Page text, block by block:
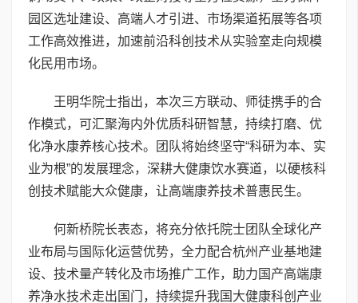
园区选址建设、高端人才引进、市场渠道拓展等各项
工作高效推进，加速前沿科创技术从实验室走向规模
化民用市场。
王明华院士指出，本次三方联动、师徒携手的合
作模式，可汇聚海内外优质科研智慧，持续打磨、优
化净水康养核心技术。团队将始终坚守“科研为本、实
业为根”的发展理念，深耕大健康饮水赛道，以硬核科
创技术赋能大众健康，让高端康养技术普惠民生。
何新桥院长表态，将充分依托院士团队全球化产
业布局与国际化运营优势，全力配合杭州产业基地建
设、技术量产转化及市场推广工作，助力国产高端康
养净水技术走出国门，持续提升我国大健康科创产业